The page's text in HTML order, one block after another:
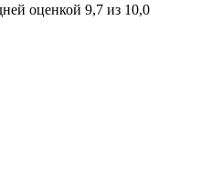
оценкой 9,7 из 10,0